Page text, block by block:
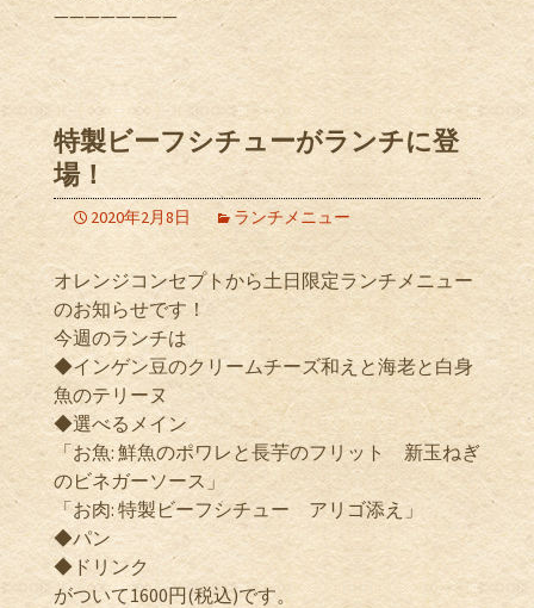
————————
特製ビーフシチューがランチに登
場！
2020年2月8日 ランチメニュー
オレンジコンセプトから土日限定ランチメニュー
のお知らせです！
今週のランチは
◆インゲン豆のクリームチーズ和えと海老と白身
魚のテリーヌ
◆選べるメイン
「お魚: 鮮魚のポワレと長芋のフリット 新玉ねぎ
のビネガーソース」
「お肉: 特製ビーフシチュー アリゴ添え」
◆パン
◆ドリンク
がついて1600円(税込)です。